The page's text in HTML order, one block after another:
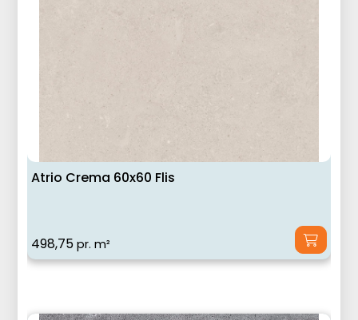
Atrio Crema 60x60 Flis
498,75pr. m²